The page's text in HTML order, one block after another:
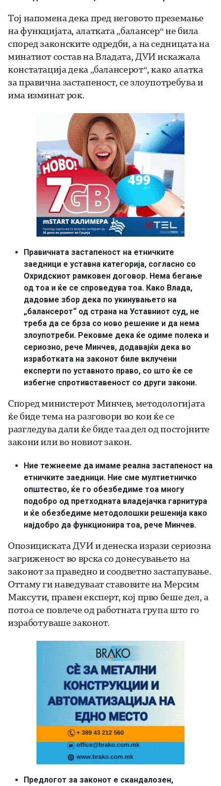
Тој напомена дека пред неговото преземање
на функцијата, алатката „балансер“ не била
според законските одредби, а на седницата на
минатиот состав на Владата, ДУИ искажала
констатација дека „балансерот“, како алатка
за правична застапеност, се злоупотребува и
има изминат рок.
Правичната застапеност на етничките
заедници е уставна категорија, согласно со
Охридскиот рамковен договор. Нема бегање
од тоа и ќе се спроведува тоа. Како Влада,
дадовме збор дека по укинувањето на
„балансерот“ од страна на Уставниот суд, не
треба да се брза со ново решение и да нема
злоупотреби. Рековме дека ќе одиме полека и
сериозно, рече Минчев, додавајќи дека во
изработката на законот биле вклучени
експерти по уставното право, со што ќе се
избегне спротивставеност со други закони.
Според министерот Минчев, методологијата
ќе биде тема на разговори во кои ќе се
разгледува дали ќе биде таа дел од постојните
закони или во новиот закон.
Ние тежнееме да имаме реална застапеност на
етничките заедници. Ние сме мултиетничко
општество, ќе го обезбедиме тоа многу
подобро од претходната владејачка гарнитура
и ќе обезбедиме методолошки решенија како
најдобро да функционира тоа, рече Минчев.
Опозициската ДУИ и денеска изрази сериозна
загриженост во врска со донесувањето на
законот за праведно и соодветно застапување.
Оттаму ги наведуваат ставовите на Мерсим
Максути, правен експерт, кој прво беше дел, а
потоа се повлече од работната група што го
изработуваше законот.
Предлогот за законот е скандалозен,